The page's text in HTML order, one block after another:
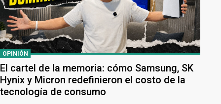
OPINIÓN
El cartel de la memoria: cómo Samsung, SK
Hynix y Micron redefinieron el costo de la
tecnología de consumo